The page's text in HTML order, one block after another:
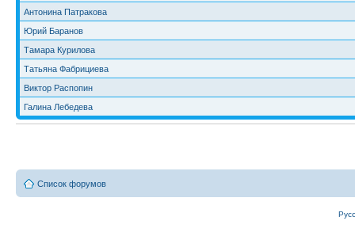
Антонина Патракова
Юрий Баранов
Тамара Курилова
Татьяна Фабрициева
Виктор Распопин
Галина Лебедева
Список форумов